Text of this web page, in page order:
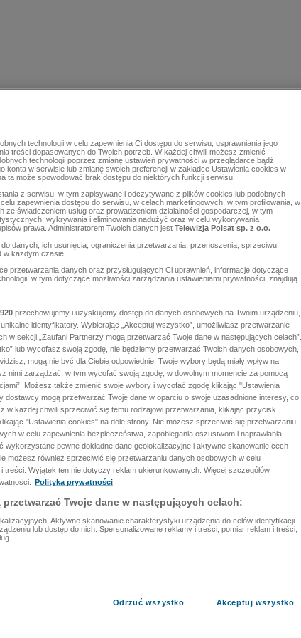
technologii w celu zapewnienia Ci dostępu do serwisu, usprawniania jego
treści dopasowanych do Twoich potrzeb. W każdej chwili możesz zmienić
technologii poprzez zmianę ustawień prywatności w przeglądarce bądź
konta w serwisie lub zmianę swoich preferencji w zakładce Ustawienia cookies w
ta może spowodować brak dostępu do niektórych funkcji serwisu.
z serwisu, w tym zapisywane i odczytywane z plików cookies lub podobnych
zapewnienia dostępu do serwisu, w celach marketingowych, w tym profilowania, w
świadczeniem usług oraz prowadzeniem działalności gospodarczej, w tym
wykrywania i eliminowania nadużyć oraz w celu wykonywania
prawa. Administratorem Twoich danych jest Telewizja Polsat sp. z o.o.
danych, ich usunięcia, ograniczenia przetwarzania, przenoszenia, sprzeciwu,
w każdym czasie.
przetwarzania danych oraz przysługujących Ci uprawnień, informacje dotyczące
w tym dotyczące możliwości zarządzania ustawieniami prywatności, znajdują
920 przechowujemy i uzyskujemy dostęp do danych osobowych na Twoim urządzeniu,
identyfikatory. Wybierając „Akceptuj wszystko”, umożliwiasz przetwarzanie
w sekcji „Zaufani Partnerzy mogą przetwarzać Twoje dane w następujących celach”.
lub wycofasz swoją zgodę, nie będziemy przetwarzać Twoich danych osobowych,
mogą nie być dla Ciebie odpowiednie. Twoje wybory będą miały wpływ na
nimi zarządzać, w tym wycofać swoją zgodę, w dowolnym momencie za pomocą
Możesz także zmienić swoje wybory i wycofać zgodę klikając "Ustawienia
dostawcy mogą przetwarzać Twoje dane w oparciu o swoje uzasadnione interesy, co
w każdej chwili sprzeciwić się temu rodzajowi przetwarzania, klikając przycisk
"Ustawienia cookies" na dole strony. Nie możesz sprzeciwić się przetwarzaniu
w celu zapewnienia bezpieczeństwa, zapobiegania oszustwom i naprawiania
wykorzystane pewne dokładne dane geolokalizacyjne i aktywne skanowanie cech
możesz również sprzeciwić się przetwarzaniu danych osobowych w celu
treści. Wyjątek ten nie dotyczy reklam ukierunkowanych. Więcej szczegółów
Polityka prywatności
przetwarzać Twoje dane w następujących celach:
Aktywne skanowanie charakterystyki urządzenia do celów identyfikacji.
lub dostęp do nich. Spersonalizowane reklamy i treści, pomiar reklam i treści,
Odrzuć wszystko Akceptuj wszystko